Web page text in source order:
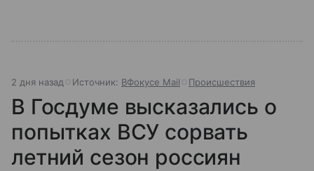
2 дня назад Источник: ВФокусе Mail Происшествия
В Госдуме высказались о
попытках ВСУ сорвать
летний сезон россиян